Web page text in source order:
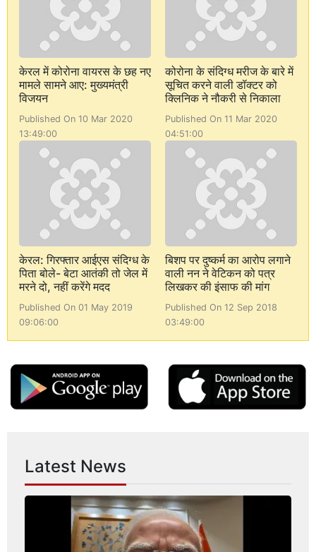
केरल में कोरोना वायरस के छह नए
मामले सामने आए: मुख्यमंत्री
विजयन
Published On 10 Mar 2020
13:49:00
कोरोना के संदिग्ध मरीज के बारे में
सूचित करने वाली डॉक्टर को
क्लिनिक ने नौकरी से निकाला
Published On 11 Mar 2020
04:51:00
केरल: गिरफ्तार आईएस संदिग्ध के
पिता बोले- बेटा आतंकी तो जेल में
मरने दो, नहीं करेंगे मदद
Published On 01 May 2019
09:06:00
बिशप पर दुष्कर्म का आरोप लगाने
वाली नन ने वेटिकन को पत्र
लिखकर की इंसाफ की मांग
Published On 12 Sep 2018
03:49:00
Latest News